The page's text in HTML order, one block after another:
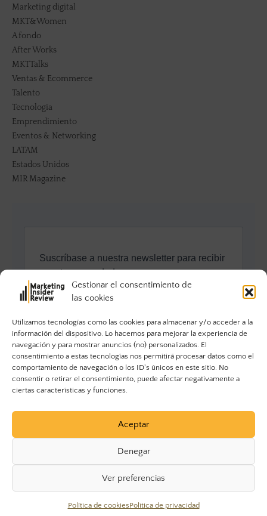
Gestionar el consentimiento de
las cookies
Utilizamos tecnologías como las cookies para almacenar y/o acceder a la
información del dispositivo. Lo hacemos para mejorar la experiencia de
navegación y para mostrar anuncios (no) personalizados. El
consentimiento a estas tecnologías nos permitirá procesar datos como el
comportamiento de navegación o los ID's únicos en este sitio. No
consentir o retirar el consentimiento, puede afectar negativamente a
ciertas características y funciones.
Aceptar
Denegar
Ver preferencias
Política de cookiesPolítica de privacidad
Marketing digital
MKT&Women
A fondo
After Works
MKTTalks
Ventas & Ecommerce
Talento
Tecnología
Emprendimiento
Eventos & Networking
LATAM
Estados Unidos
MIR Magazine
© 2023 Marketing Insider Review. Todos los derechos
reservados.